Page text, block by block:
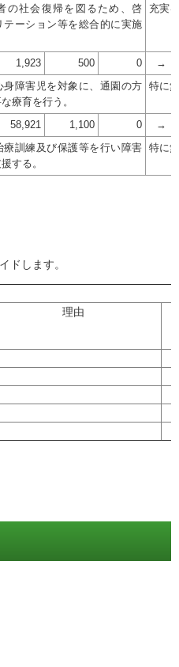
の社会復帰を図るため、啓
テーション等を総合的に実施
充実
1,923 500 0 →
身障害児を対象に、通園の方
療育を行う。
特に
58,921 1,100 0 →
療訓練及び保護等を行い障害
する。
特に
ドします。
理由